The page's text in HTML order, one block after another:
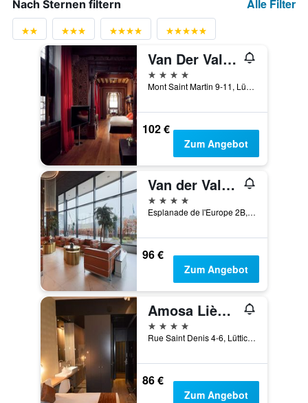
Nach Sternen filtern Alle Filter
Van Der Valk Sélys Liège Hotel & Spa
4 Sterne
Mont Saint Martin 9-11, Lüttich, Belgien
102 €
Zum Angebot
Van der Valk Hotel Liège Congres
4 Sterne
Esplanade de l'Europe 2B, Lüttich, Belgien
96 €
Zum Angebot
Amosa Liège City Centre Hotel
4 Sterne
Rue Saint Denis 4-6, Lüttich, Belgien
86 €
Zum Angebot